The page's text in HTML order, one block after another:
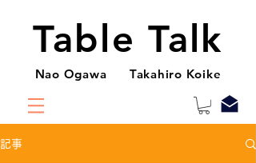
Table Talk
Nao Ogawa Takahiro Koike
記事